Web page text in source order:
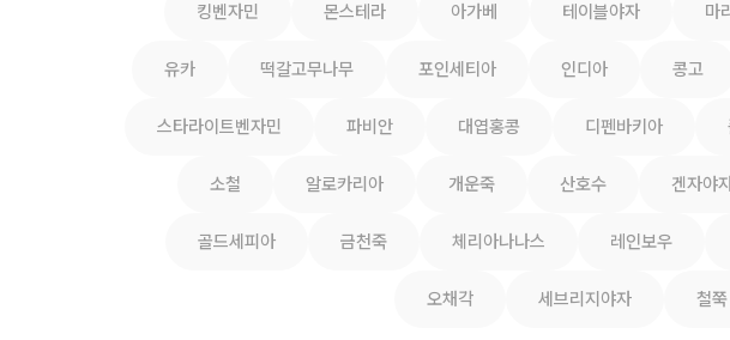
킹벤자민 몬스테라 아가베 테이블야자 마
유카 떡갈고무나무 포인세티아 인디아 콩고
스타라이트벤자민 파비안 대엽홍콩 디펜바키아
소철 알로카리아 개운죽 산호수 겐자야
골드세피아 금천죽 체리아나나스 레인보우
오채각 세브리지야자 철쭉